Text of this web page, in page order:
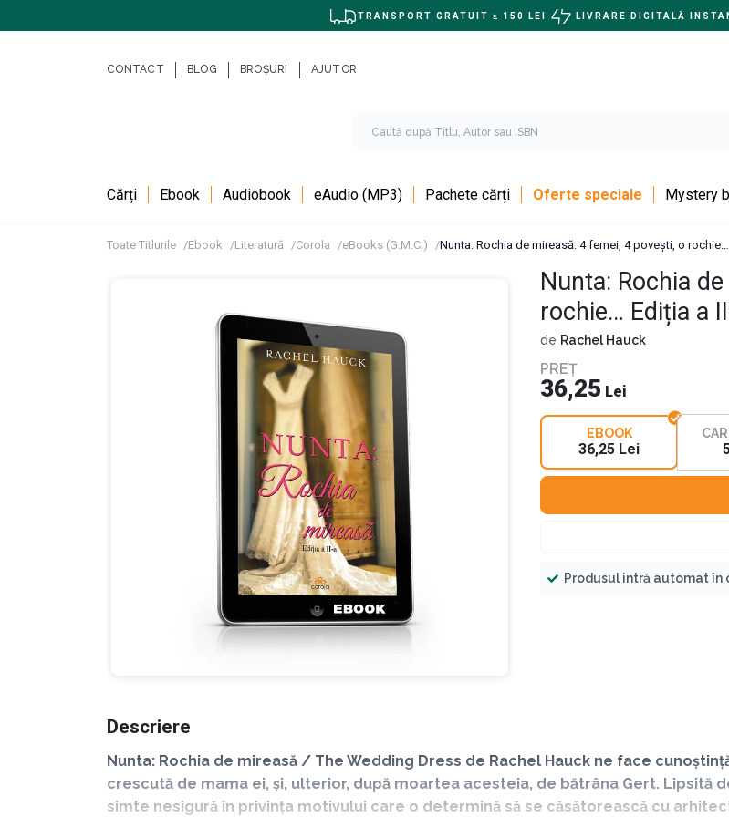
TRANSPORT GRATUIT ≥ 150 LEI LIVRARE DIGITALĂ
CONTACT BLOG BROȘURI AJUTOR
Cărți Ebook Audiobook eAudio (MP3) Pachete cărți Oferte speciale Mystery
Toate Titlurile Ebook Literatură Corola eBooks (G.M.C.) Nunta: Rochia de mireasă: 4 femei, 4 povești, o rochie…
Nunta: Rochia
rochie… Ediția a
de Rachel Hauck
PREȚ
36,25 Lei
EBOOK
36,25 Lei
Produsul intră automat
Descriere
Nunta: Rochia de mireasă / The Wedding Dress de Rachel Hauck ne face
crescută de mama ei, și, ulterior, după moartea acesteia, de bătrâna Gert. Lipsită
simte nesigură în privința motivului care o determină să se căsătorească cu